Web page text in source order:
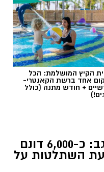
הקיץ המושלמת: הכל
אחד ברשת הקאנטרי-
+ חודש מתנה (כולל
מבצע נטיעות ענק בנגב: כ-6,000 דונם
גבעתיים, במטרה
ועיבודים לא
להגן על התוואי